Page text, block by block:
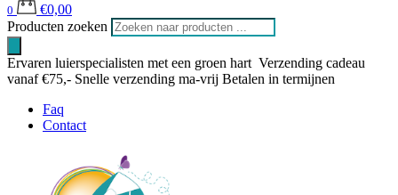
0 €0,00
Producten zoeken
Ervaren luierspecialisten met een groen hart Verzending cadeau
vanaf €75,- Snelle verzending ma-vrij Betalen in termijnen
Faq
Contact